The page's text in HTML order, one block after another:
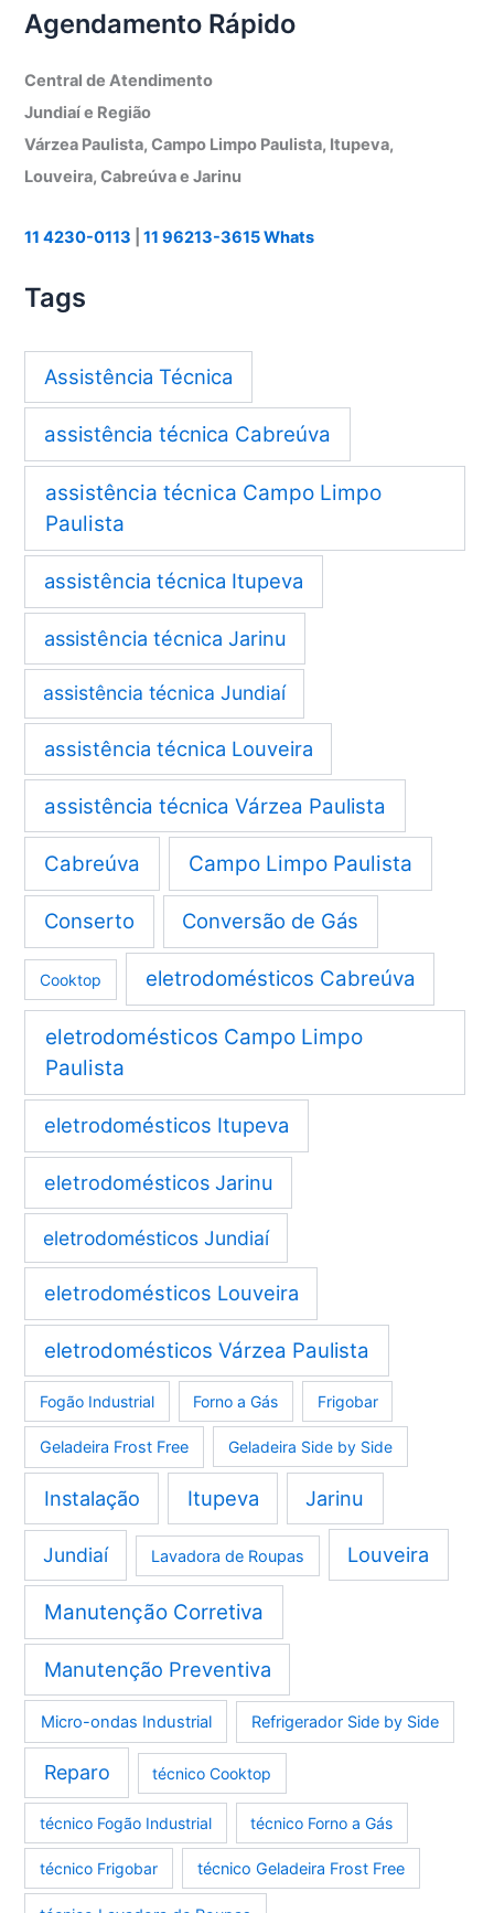
Agendamento Rápido
Central de Atendimento
Jundiaí e Região
Várzea Paulista, Campo Limpo Paulista, Itupeva,
Louveira, Cabreúva e Jarinu
11 4230-0113 |11 96213-3615 Whats
Tags
Assistência Técnica
assistência técnica Cabreúva
assistência técnica Campo Limpo
Paulista
assistência técnica Itupeva
assistência técnica Jarinu
assistência técnica Jundiaí
assistência técnica Louveira
assistência técnica Várzea Paulista
Cabreúva Campo Limpo Paulista
Conserto Conversão de Gás
Cooktop eletrodomésticos Cabreúva
eletrodomésticos Campo Limpo
Paulista
eletrodomésticos Itupeva
eletrodomésticos Jarinu
eletrodomésticos Jundiaí
eletrodomésticos Louveira
eletrodomésticos Várzea Paulista
Fogão Industrial Forno a Gás Frigobar
Geladeira Frost Free Geladeira Side by Side
Instalação Itupeva Jarinu
Jundiaí Lavadora de Roupas Louveira
Manutenção Corretiva
Manutenção Preventiva
Micro-ondas Industrial Refrigerador Side by Side
Reparo técnico Cooktop
técnico Fogão Industrial técnico Forno a Gás
técnico Frigobar técnico Geladeira Frost Free